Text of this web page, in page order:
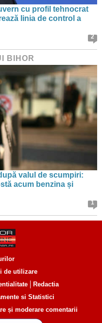
cu profil tehnocrat
linia de control a
2
BIHOR
valul de scumpiri:
acum benzina și
1
de utilizare
Redactia
și moderare comentarii